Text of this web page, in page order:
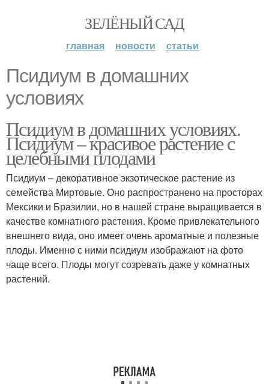
ЗЕЛЁНЫЙ САД
главная новости статьи
Псидиум в домашних
условиях
Псидиум в домашних условиях.
Псидиум – красивое растение с
целебными плодами
Псидиум – декоративное экзотическое растение из
семейства Миртовые. Оно распространено на просторах
Мексики и Бразилии, но в нашей стране выращивается в
качестве комнатного растения. Кроме привлекательного
внешнего вида, оно имеет очень ароматные и полезные
плоды. Именно с ними псидиум изображают на фото
чаще всего. Плоды могут созревать даже у комнатных
растений.